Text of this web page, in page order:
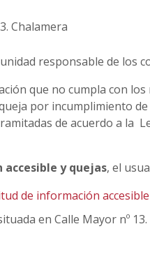
Chalamera
responsable de los
que no cumpla con
por incumplimiento
de acuerdo a la
y quejas, el
de información
en Calle Mayor nº